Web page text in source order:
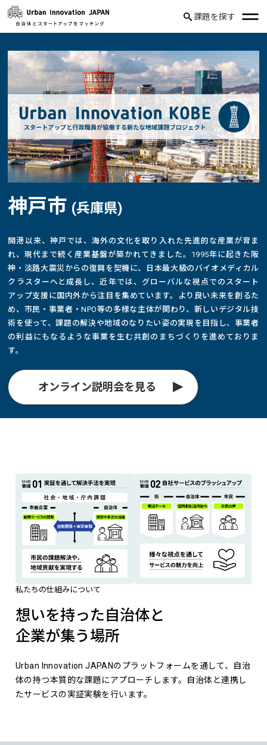
課題を探す
神戸市 (兵庫県)
開港以来、神戸では、海外の文化を取り入れた先進的な産業が育ま
れ、現代まで続く産業基盤が築かれてきました。1995年に起きた阪
神・淡路大震災からの復興を契機に、日本最大級のバイオメディカル
クラスターへと成長し、近年では、グローバルな視点でのスタート
アップ支援に国内外から注目を集めています。より良い未来を創るた
め、市民・事業者・NPO等の多様な主体が関わり、新しいデジタル技
術を使って、課題の解決や地域のなりたい姿の実現を目指し、事業者
の利益にもなるような事業を生む共創のまちづくりを進めておりま
す。
オンライン説明会を見る
私たちの仕組みについて
想いを持った自治体と
企業が集う場所
Urban Innovation JAPANのプラットフォームを通して、自治
体の持つ本質的な課題にアプローチします。自治体と連携し
たサービスの実証実験を行います。